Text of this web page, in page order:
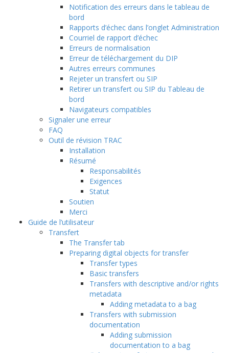
Notification des erreurs dans le tableau de
bord
Rapports d’échec dans l’onglet Administration
Courriel de rapport d’échec
Erreurs de normalisation
Erreur de téléchargement du DIP
Autres erreurs communes
Rejeter un transfert ou SIP
Retirer un transfert ou SIP du Tableau de
bord
Navigateurs compatibles
Signaler une erreur
FAQ
Outil de révision TRAC
Installation
Résumé
Responsabilités
Exigences
Statut
Soutien
Merci
Guide de l’utilisateur
Transfert
The Transfer tab
Preparing digital objects for transfer
Transfer types
Basic transfers
Transfers with descriptive and/or rights
metadata
Adding metadata to a bag
Transfers with submission
documentation
Adding submission
documentation to a bag